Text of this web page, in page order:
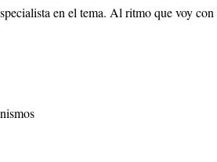
en el tema. Al ritmo que voy